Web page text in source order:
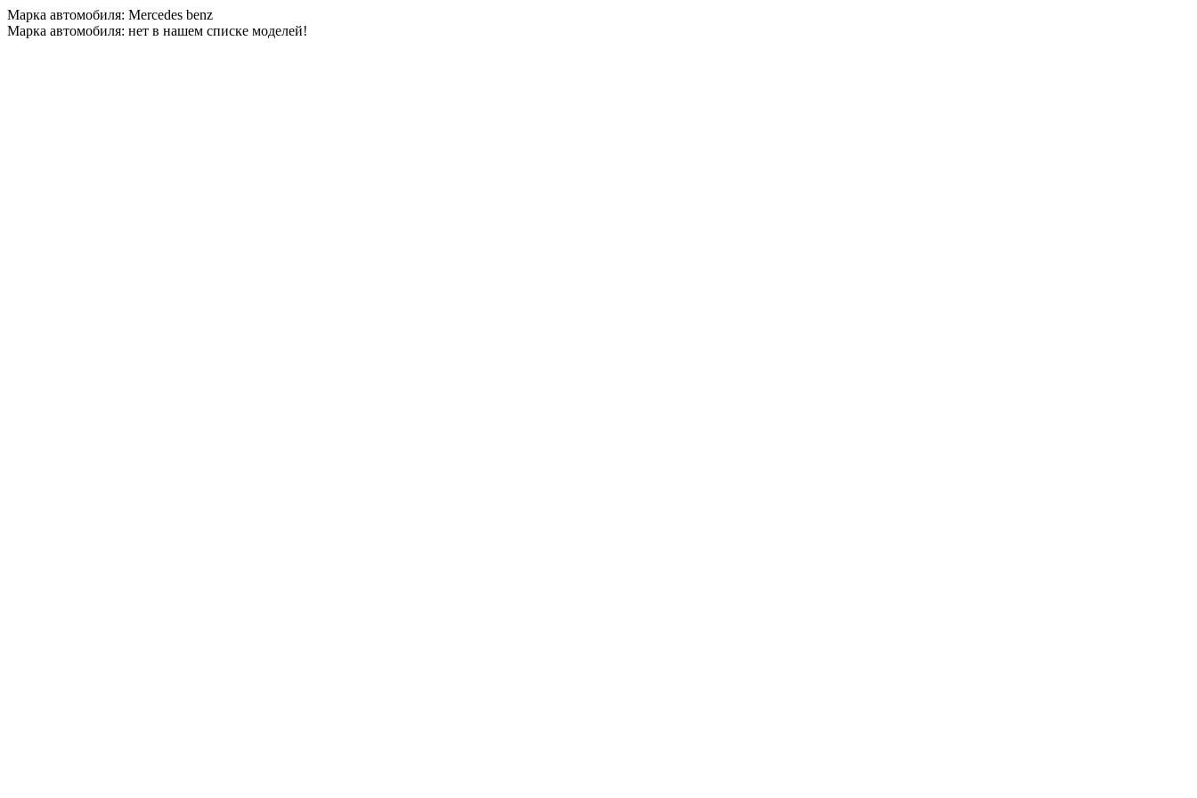
Марка автомобиля: Mercedes benz
Марка автомобиля: нет в нашем списке моделей!